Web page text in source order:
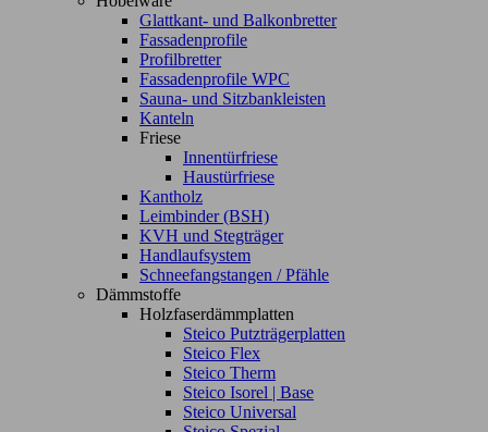
Glattkant- und Balkonbretter
Fassadenprofile
Profilbretter
Fassadenprofile WPC
Sauna- und Sitzbankleisten
Kanteln
Friese
Innentürfriese
Haustürfriese
Kantholz
Leimbinder (BSH)
KVH und Stegträger
Handlaufsystem
Schneefangstangen / Pfähle
Dämmstoffe
Holzfaserdämmplatten
Steico Putzträgerplatten
Steico Flex
Steico Therm
Steico Isorel | Base
Steico Universal